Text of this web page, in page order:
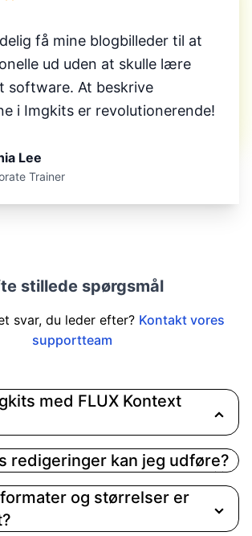
få mine blogbilleder til at
ud uden at skulle lære
software. At beskrive
i Imgkits er revolutionerende!
Lee
Trainer
stillede spørgsmål
svar, du leder efter? Kontakt vores
supportteam
med FLUX Kontext
en intuitiv grænseflade med
FLUX Kontext AI, der er kendt for
at forstå tekstforespørgsler
af højere kvalitet,
komplekse opgaver
redigeringer kan jeg udføre?
og størrelser er